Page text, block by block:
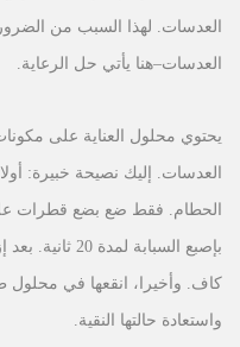
العدسات. لهذا السبب من
العدسات–هنا يأتي حل الرعاية.
يحتوي محلول العناية على
العدسات. إليك نصيحة خبيرة:
الحطام. فقط ضع بضع قطرات
بإصبع السبابة
كاف. وأخيرا، انقعها في محلول
واستعادة حالتها النقية.